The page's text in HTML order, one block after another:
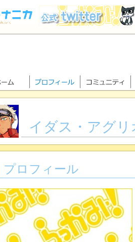
イダス・アグリ
プロフィール